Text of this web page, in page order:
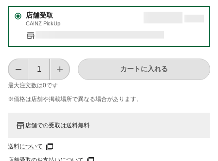
店舗受取
CAINZ PickUp
最大注文数は0です
カートに入れる
※価格は​店舗や​掲載場所で​異なる​場合が​あります。
店舗での受取は送料無料
送料について